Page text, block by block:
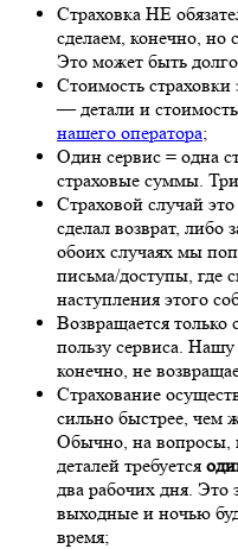
Страховка НЕ
сделаем, конечно, но
Это может быть
Стоимость
— детали и
нашего оператора;
Один сервис = одна
страховые суммы.
Страховой случай
сделал возврат, либо
обоих случаях мы
письма/доступы, где
наступления этого
Возвращается только
пользу сервиса.
конечно, не
Страхование
сильно быстрее, чем
Обычно, на вопросы,
деталей требуется
два рабочих дня. Это
выходные и ночью
время;